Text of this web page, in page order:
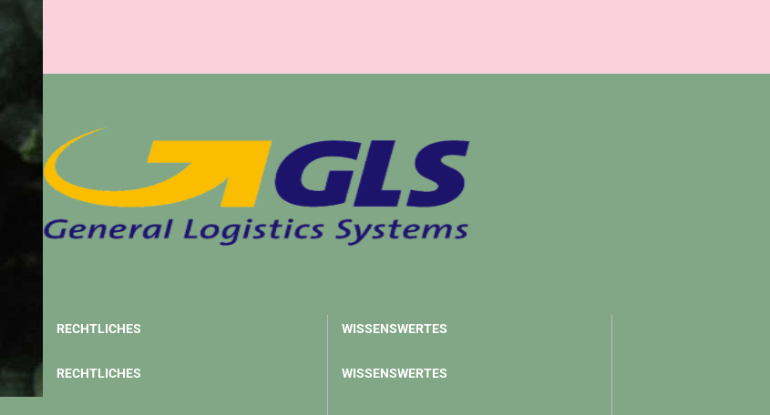
RECHTLICHES
RECHTLICHES
WISSENSWERTES
WISSENSWERTES